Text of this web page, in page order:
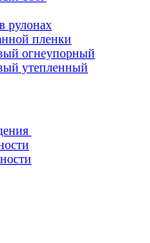
рулонах
пленки
огнеупорный
утепленный